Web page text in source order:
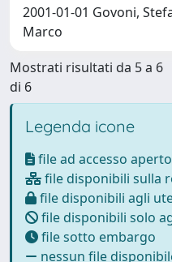
2001-01-01 Govoni,
Marco
Mostrati risultati da 5 a 6
di 6
Legenda icone
file ad accesso aperto
file disponibili sulla
file disponibili agli
file disponibili solo
file sotto embargo
nessun file